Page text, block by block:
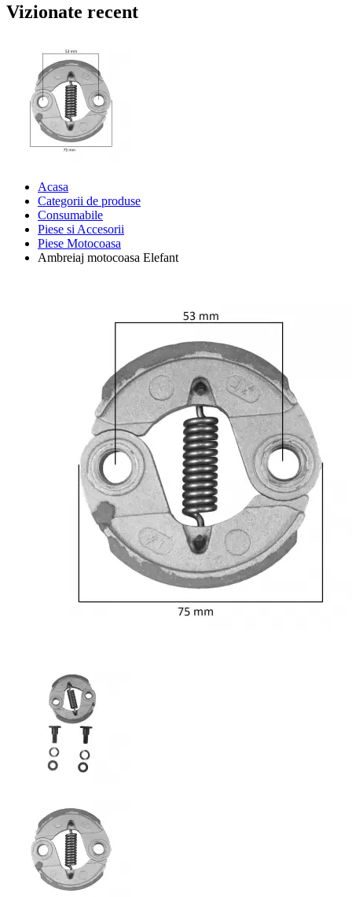
Vizionate recent
Acasa
Categorii de produse
Consumabile
Piese si Accesorii
Piese Motocoasa
Ambreiaj motocoasa Elefant